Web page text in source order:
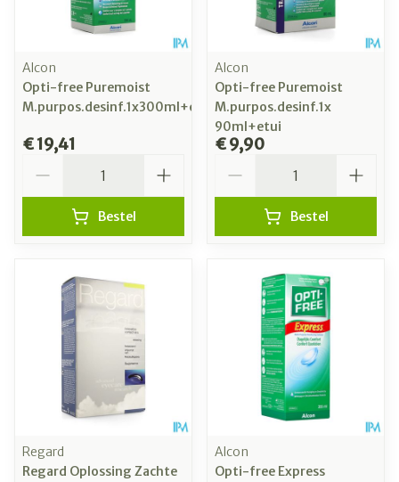
Alcon
Opti-free Puremoist
M.purpos.desinf.1x300ml+etui
€ 19,41
Bestel
Alcon
Opti-free Puremoist
M.purpos.desinf.1x
90ml+etui
€ 9,90
Bestel
Regard
Regard Oplossing Zachte
Alcon
Opti-free Express